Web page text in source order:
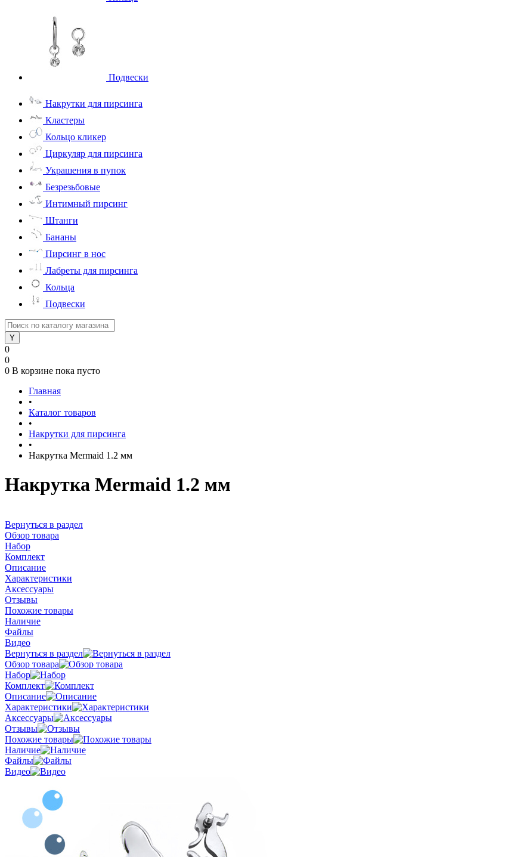
Подвески
Накрутки для пирсинга
Кластеры
Кольцо кликер
Циркуляр для пирсинга
Украшения в пупок
Безрезьбовые
Интимный пирсинг
Штанги
Бананы
Пирсинг в нос
Лабреты для пирсинга
Кольца
Подвески
0
0
0 В корзине пока пусто
Главная
•
Каталог товаров
•
Накрутки для пирсинга
•
Накрутка Mermaid 1.2 мм
Накрутка Mermaid 1.2 мм
Вернуться в раздел
Обзор товара
Набор
Комплект
Описание
Характеристики
Аксессуары
Отзывы
Похожие товары
Наличие
Файлы
Видео
Вернуться в раздел
Обзор товара
Набор
Комплект
Описание
Характеристики
Аксессуары
Отзывы
Похожие товары
Наличие
Файлы
Видео